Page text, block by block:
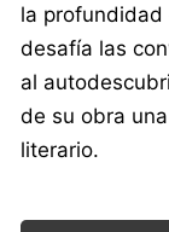
la profundidad
desafía las
al
de su obra
literario.